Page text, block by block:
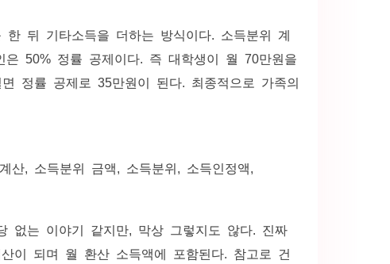
뒤 기타소득을 더하는 방식이다. 소득분위 계
은 50% 정률 공제이다. 즉 대학생이 월 70만원을
정률 공제로 35만원이 된다. 최종적으로 가족의
없는 이야기 같지만, 막상 그렇지도 않다. 진짜
이 되며 월 환산 소득액에 포함된다. 참고로 건